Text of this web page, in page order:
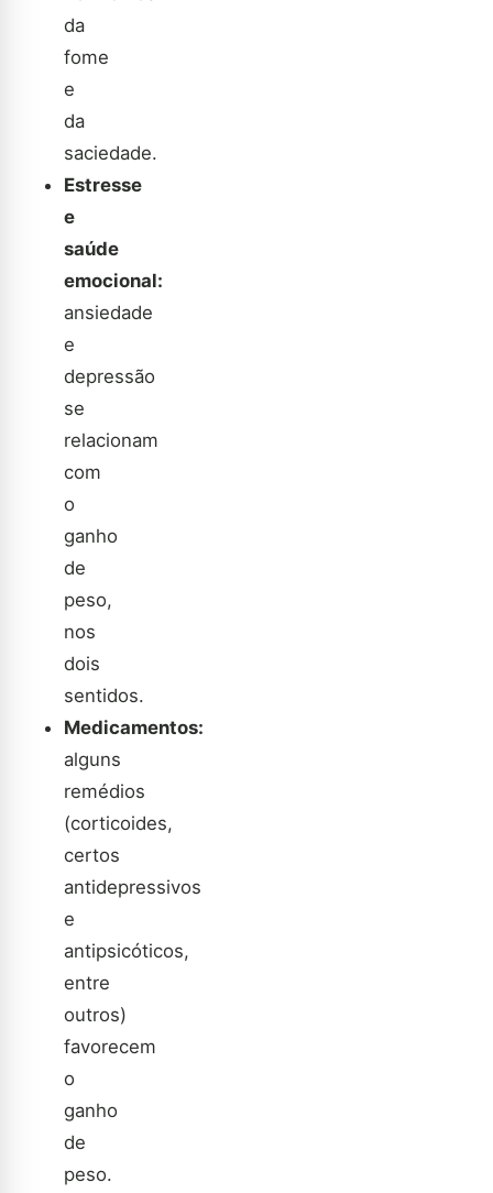
da
fome
e
da
saciedade.
Estresse
e
saúde
emocional:
ansiedade
e
depressão
se
relacionam
com
o
ganho
de
peso,
nos
dois
sentidos.
Medicamentos:
alguns
remédios
(corticoides,
certos
antidepressivos
e
antipsicóticos,
entre
outros)
favorecem
o
ganho
de
peso.